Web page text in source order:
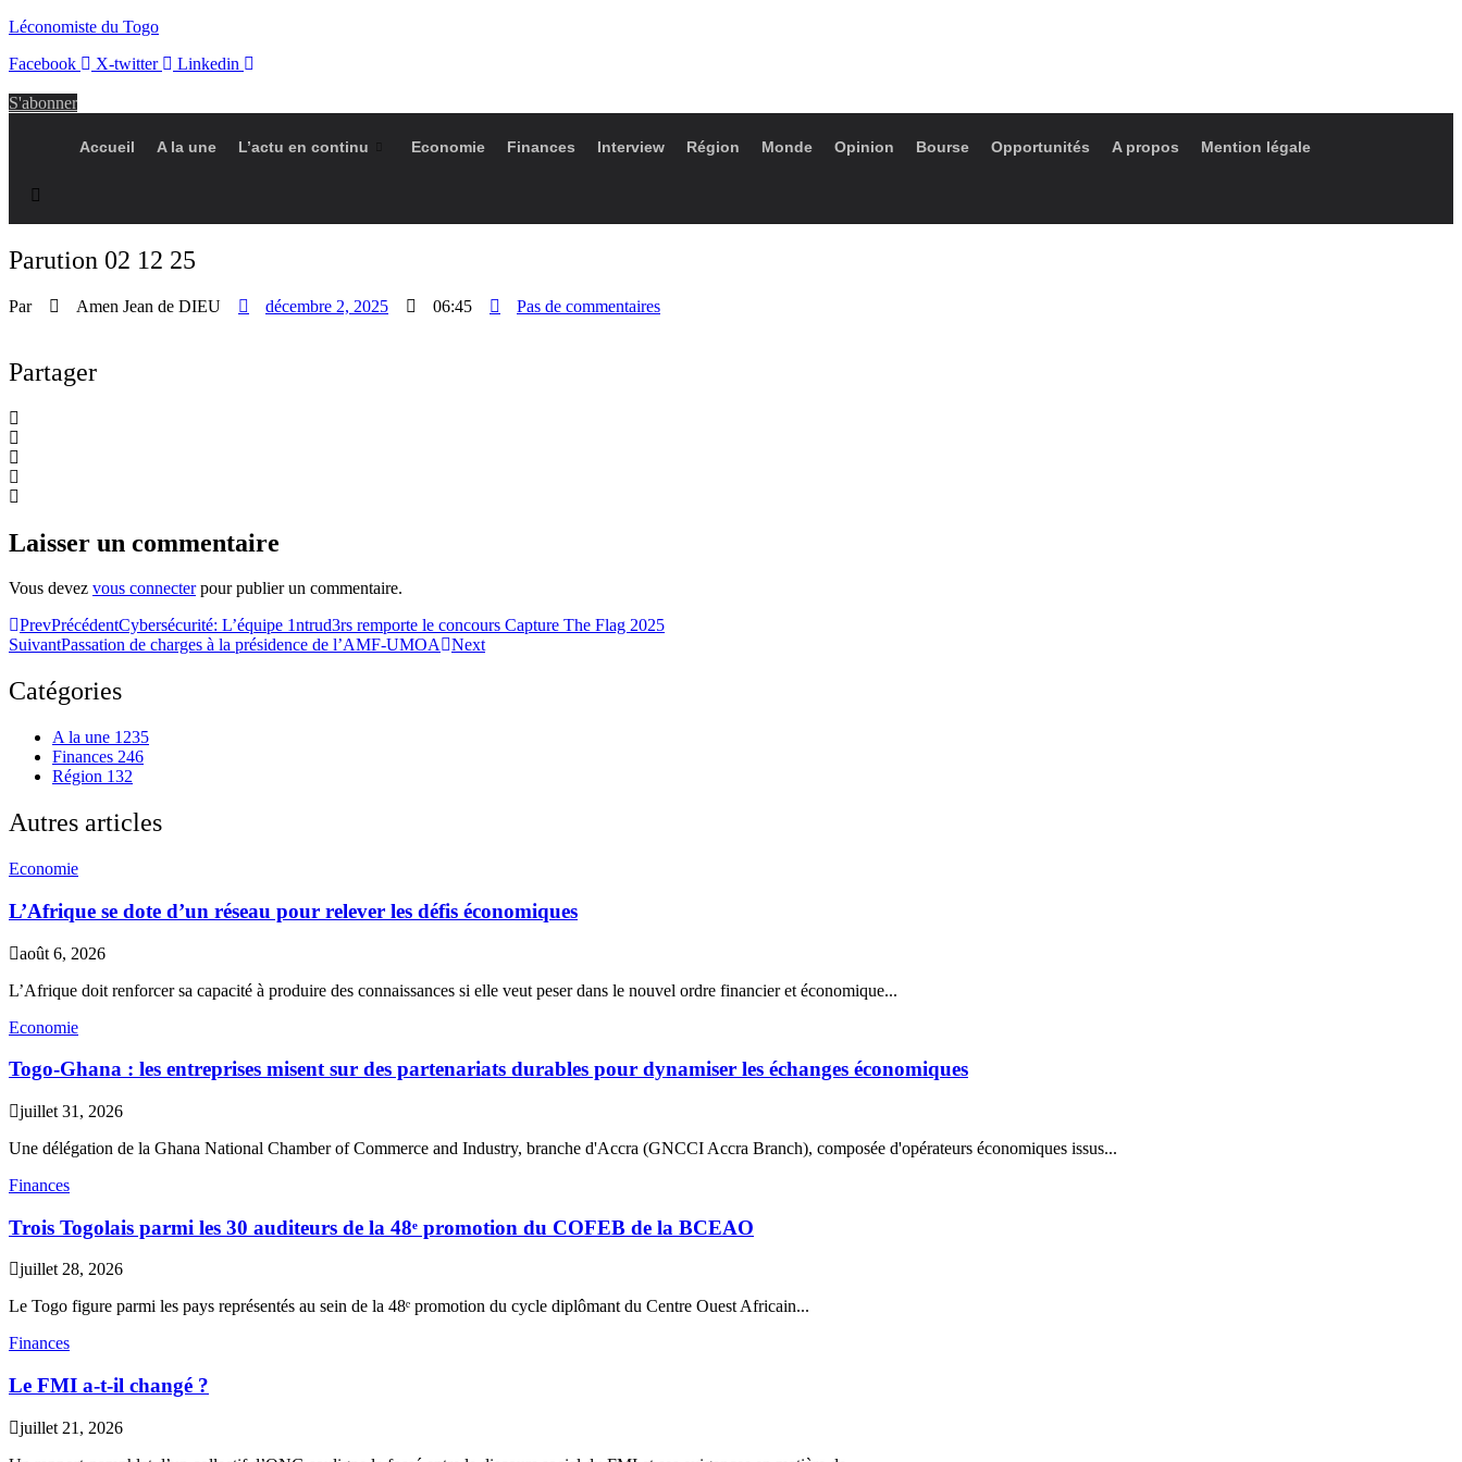
Léconomiste du Togo
Facebook
X-twitter Linkedin
S'abonner
Accueil A la une L’actu en continu Economie Finances Interview Région Monde Opinion Bourse Opportunités A propos Mention légale
Parution 02 12 25
Par Amen Jean de DIEU décembre 2, 2025 06:45 Pas de commentaires
Partager
Laisser un commentaire
Vous devez vous connecterpour publier un commentaire.
PrevPrécédentCybersécurité: L’équipe 1ntrud3rs remporte le concours Capture The Flag 2025
SuivantPassation de charges à la présidence de l’AMF-UMOA Next
Catégories
A la une 1235
Finances 246
Région 132
Autres articles
Economie
L’Afrique se dote d’un réseau pour relever les défis économiques
août 6, 2026
L’Afrique doit renforcer sa capacité à produire des connaissances si elle veut peser dans le nouvel ordre financier et économique...
Economie
Togo-Ghana : les entreprises misent sur des partenariats durables pour dynamiser les échanges économiques
juillet 31, 2026
Une délégation de la Ghana National Chamber of Commerce and Industry, branche d'Accra (GNCCI Accra Branch), composée d'opérateurs économiques issus...
Finances
Trois Togolais parmi les 30 auditeurs de la 48ᵉ promotion du COFEB de la BCEAO
juillet 28, 2026
Le Togo figure parmi les pays représentés au sein de la 48ᵉ promotion du cycle diplômant du Centre Ouest Africain...
Finances
Le FMI a-t-il changé ?
juillet 21, 2026